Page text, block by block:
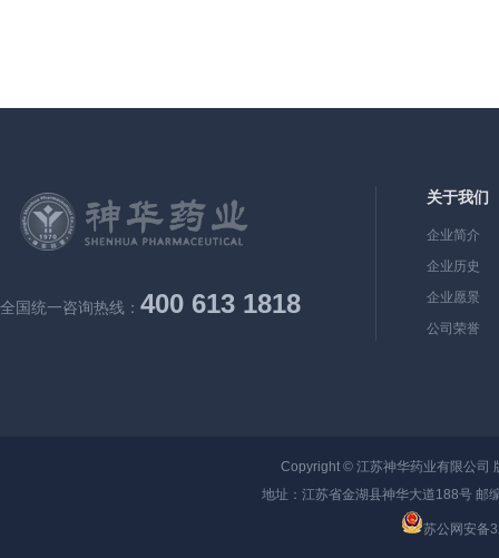
全国统一咨询热线： 400 613 1818
关于我们
企业简介
企业历史
企业愿景
公司荣誉
Copyright ©江苏神华药业有限公司
地址：江苏省金湖县神华大道188号 邮
苏公网安备